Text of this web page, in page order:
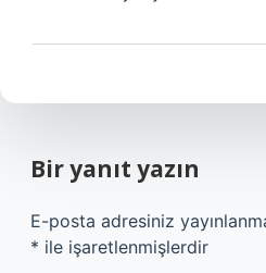
Bir yanıt yazın
E-posta adresiniz
* ile işaretlenmişlerdir